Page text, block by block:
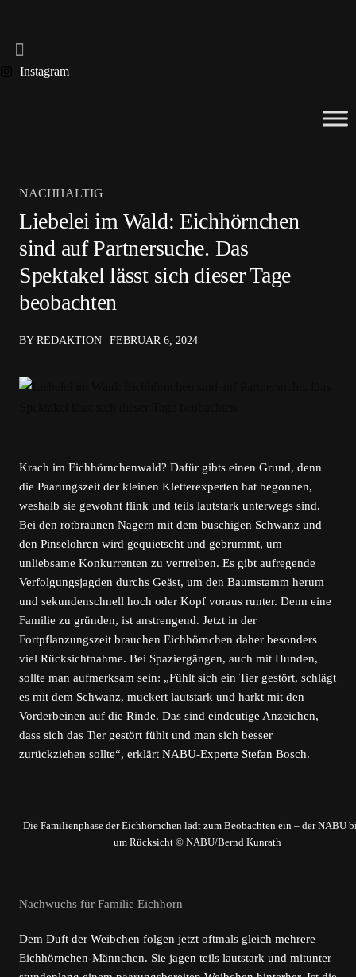
Instagram
NACHHALTIG
Liebelei im Wald: Eichhörnchen
sind auf Partnersuche. Das
Spektakel lässt sich dieser Tage
beobachten
BY REDAKTION FEBRUAR 6, 2024
Krach im Eichhörnchenwald? Dafür gibts einen Grund, denn
die Paarungszeit der kleinen Kletterexperten hat begonnen,
weshalb sie gewohnt flink und teils lautstark unterwegs sind.
Bei den rotbraunen Nagern mit dem buschigen Schwanz und
den Pinselohren wird gequietscht und gebrummt, um
unliebsame Konkurrenten zu vertreiben. Es gibt aufregende
Verfolgungsjagden durchs Geäst, um den Baumstamm herum
und sekundenschnell hoch oder Kopf voraus runter. Denn eine
Familie zu gründen, ist anstrengend. Jetzt in der
Fortpflanzungszeit brauchen Eichhörnchen daher besonders
viel Rücksichtnahme. Bei Spaziergängen, auch mit Hunden,
sollte man aufmerksam sein: „Fühlt sich ein Tier gestört, schlägt
es mit dem Schwanz, muckert lautstark und harkt mit den
Vorderbeinen auf die Rinde. Das sind eindeutige Anzeichen,
dass sich das Tier gestört fühlt und man sich besser
zurückziehen sollte“, erklärt NABU-Experte Stefan Bosch.
Die Familienphase der Eichhörnchen lädt zum Beobachten ein – der NABU
um Rücksicht © NABU/Bernd Kunrath
Nachwuchs für Familie Eichhorn
Dem Duft der Weibchen folgen jetzt oftmals gleich mehrere
Eichhörnchen-Männchen. Sie jagen teils lautstark und mitunter